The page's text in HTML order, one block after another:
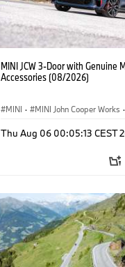
MINI JCW 3-Door with Genuine
Accessories (08/2026)
MINI · MINI John Cooper Works ·
Optional Extras, Accessories
Thu Aug 06 00:05:13 CEST